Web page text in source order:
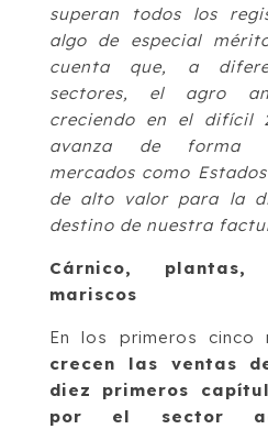
superan todos los
algo de especial
cuenta que, a
sectores, el agro
creciendo en el difícil
avanza de forma
mercados como
de alto valor para la
destino de nuestra
Cárnico,
mariscos
En los primeros cinco
crecen las ventas
diez primeros
por el sector